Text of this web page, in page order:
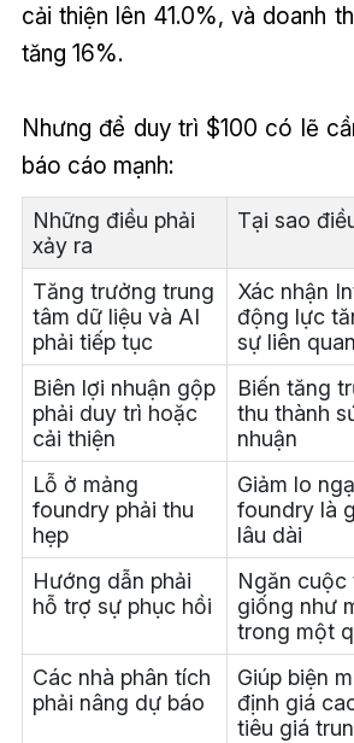
cải thiện lên 41.0%, và doanh
tăng 16%.
Nhưng để duy trì $100 có lẽ
báo cáo mạnh:
Những điều phải
xảy ra
Tại sao
Tăng trưởng trung
tâm dữ liệu và AI
phải tiếp tục
Xác nhận
động lực
sự liên
Biên lợi nhuận gộp
phải duy trì hoặc
cải thiện
Biến tăng
thu thành
nhuận
Lỗ ở mảng
foundry phải thu
hẹp
Giảm lo
foundry là
lâu dài
Hướng dẫn phải
hỗ trợ sự phục hồi
Ngăn cuộc
giống như
trong một
Các nhà phân tích
phải nâng dự báo
Giúp biện
định giá
tiêu giá